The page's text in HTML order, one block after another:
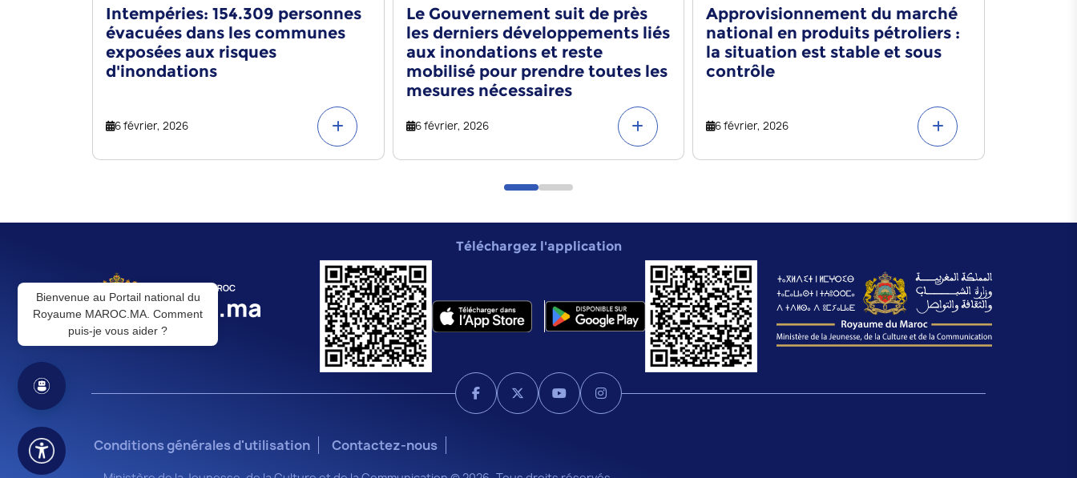
Intempéries: 154.309 personnes
évacuées dans les communes
exposées aux risques
d'inondations
6 février, 2026
Le Gouvernement suit de près
les derniers développements liés
aux inondations et reste
mobilisé pour prendre toutes les
mesures nécessaires
6 février, 2026
Approvisionnement du marché
national en produits pétroliers :
la situation est stable et sous
contrôle
6 février, 2026
Téléchargez l'application
Conditions générales d'utilisation Contactez-nous
Bienvenue au Portail national du
Royaume MAROC.MA. Comment
puis-je vous aider ?